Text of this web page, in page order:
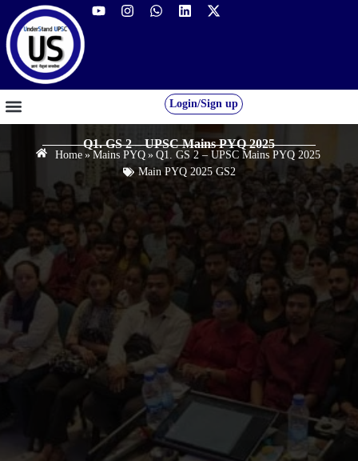
Login/Sign up
Q1. GS 2 – UPSC Mains PYQ 2025
Home » Mains PYQ » Q1. GS 2 – UPSC Mains PYQ 2025
Main PYQ 2025 GS2